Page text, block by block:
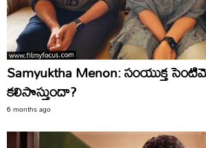
Samyuktha Menon: సంయుక్త
కలిసొస్తుందా?
6 months ago